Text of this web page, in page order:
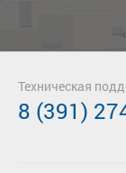
Техническая
8 (391)